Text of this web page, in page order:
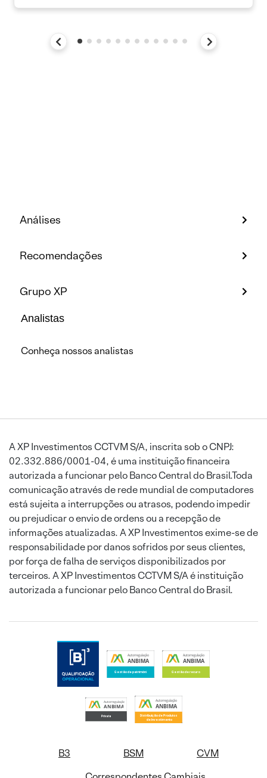
Análises
Recomendações
Grupo XP
Analistas
Conheça nossos analistas
A XP Investimentos CCTVM S/A, inscrita sob o CNPJ:
02.332.886/0001-04, é uma instituição financeira
autorizada a funcionar pelo Banco Central do Brasil.Toda
comunicação através de rede mundial de computadores
está sujeita a interrupções ou atrasos, podendo impedir
ou prejudicar o envio de ordens ou a recepção de
informações atualizadas. A XP Investimentos exime-se de
responsabilidade por danos sofridos por seus clientes,
por força de falha de serviços disponibilizados por
terceiros. A XP Investimentos CCTVM S/A é instituição
autorizada a funcionar pelo Banco Central do Brasil.
B3 BSM
CVM